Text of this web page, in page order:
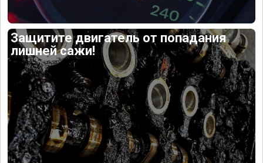
Защитите двигатель от попадания
лишней сажи!